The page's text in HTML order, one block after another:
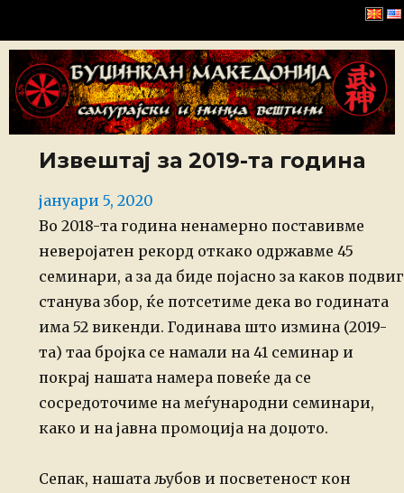
Буџинкан Македонија
Извештај за 2019-та година
Posted
on
јануари 5, 2020
Во 2018-та година ненамерно поставивме
неверојатен рекорд откако одржавме 45
семинари, а за да биде појасно за каков подвиг
станува збор, ќе потсетиме дека во годината
има 52 викенди. Годинава што измина (2019-
та) таа бројка се намали на 41 семинар и
покрај нашата намера повеќе да се
сосредоточиме на меѓународни семинари,
како и на јавна промоција на доџото.
Сепак, нашата љубов и посветеност кон